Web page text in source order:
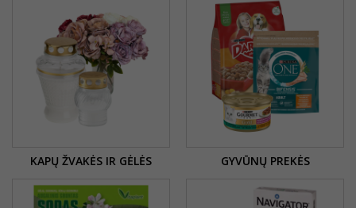
KAPŲ ŽVAKĖS IR GĖLĖS GYVŪNŲ PREKĖS